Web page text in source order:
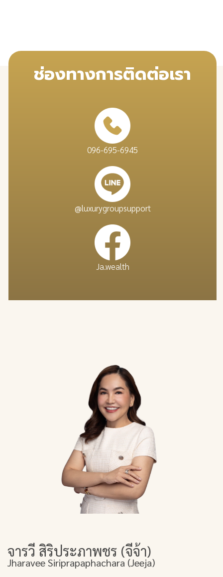
ช่องทางการติดต่อเรา
096-695-6945
@luxurygroupsupport
Ja.wealth
จารวี สิริประภาพชร (จีจ้า)
Jharavee Siriprapaphachara (Jeeja)